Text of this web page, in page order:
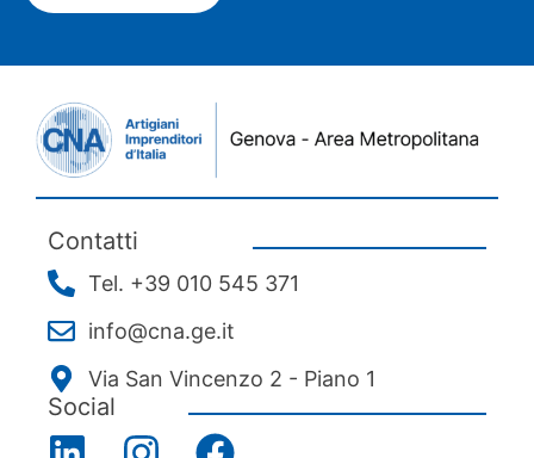
Contatti
Tel. +39 010 545 371
info@cna.ge.it
Via San Vincenzo 2 - Piano 1
Social